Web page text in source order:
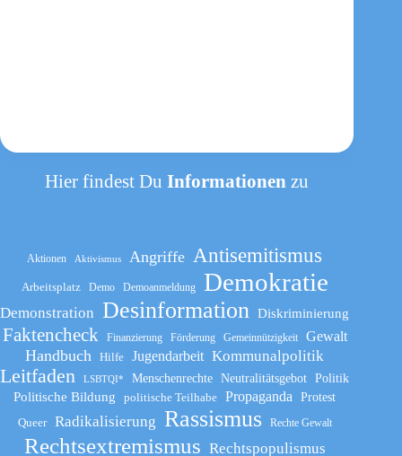
Hier findest DuInformationenzu
Aktionen Aktivismus Angriffe Antisemitismus
Arbeitsplatz Demo Demoanmeldung Demokratie
Demonstration Desinformation Diskriminierung
Faktencheck Finanzierung Förderung Gemeinnützigkeit Gewalt
Handbuch Hilfe Jugendarbeit Kommunalpolitik
Leitfaden LSBTQI* Menschenrechte Neutralitätsgebot Politik
Politische Bildung politische Teilhabe Propaganda
Protest
Queer
Radikalisierung Rassismus Rechte Gewalt
Rechtsextremismus Rechtspopulismus